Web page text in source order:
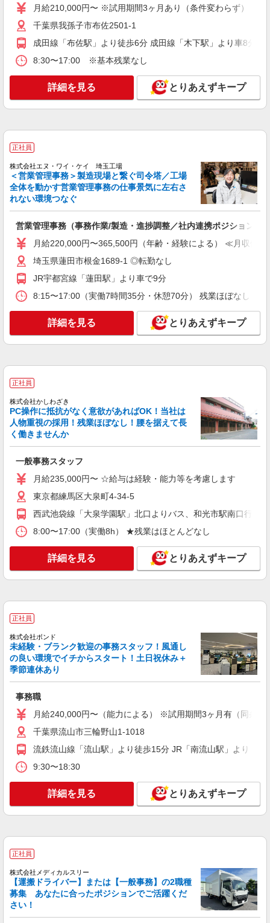
正社員
久留米ヶ丘病院
月給253,000円〜289,000円 一律手当(暫定手当
27,000円・職務手当27,000円)含む ※経験・能力に
当：1日/1,500円 年末年始手当/4,000円 ※残業手
当は実績に応じて支給
東京都東久留米市小山5-7-3
キープ 詳細を見る
月給210,000円〜 ※試用期間3ヶ月あり（条件変わらず）
千葉県我孫子市布佐2501-1
成田線「布佐駅」より徒歩6分 成田線「木下駅」より車8分
8:30〜17:00 ※基本残業なし
詳細を見る とりあえずキープ
正社員
株式会社エヌ・ワイ・ケイ 埼玉工場
＜営業管理事務＞製造現場と繋ぐ司令塔／工場
全体を動かす営業管理事務の仕事景気に左右さ
れない環境つなぐ
営業管理事務（事務作業/製造・進捗調整／社内連携ポジション）
月給220,000円〜365,500円（年齢・経験による） ≪月収例
埼玉県蓮田市根金1689-1 ◎転勤なし
JR宇都宮線「蓮田駅」より車で9分
8:15〜17:00（実働7時間35分・休憩70分） 残業ほぼなし
詳細を見る とりあえずキープ
正社員
株式会社かしわざき
PC操作に抵抗がなく意欲があればOK！当社は
人物重視の採用！残業ほぼなし！腰を据えて長
く働きませんか
一般事務スタッフ
月給235,000円〜 ☆給与は経験・能力等を考慮します
東京都練馬区大泉町4-34-5
西武池袋線「大泉学園駅」北口よりバス、和光市駅南口行き
8:00〜17:00（実働8h） ★残業はほとんどなし
詳細を見る とりあえずキープ
正社員
株式会社ボンド
未経験・ブランク歓迎の事務スタッフ！風通し
の良い環境でイチからスタート！土日祝休み＋
季節連休あり
事務職
月給240,000円〜（能力による） ※試用期間3ヶ月有（同条
千葉県流山市三輪野山1-1018
流鉄流山線「流山駅」より徒歩15分 JR「南流山駅」より（
9:30〜18:30
詳細を見る とりあえずキープ
正社員
株式会社メディカルスリー
【運搬ドライバー】または【一般事務】の2職種
募集 あなたに合ったポジションでご活躍くだ
さい！